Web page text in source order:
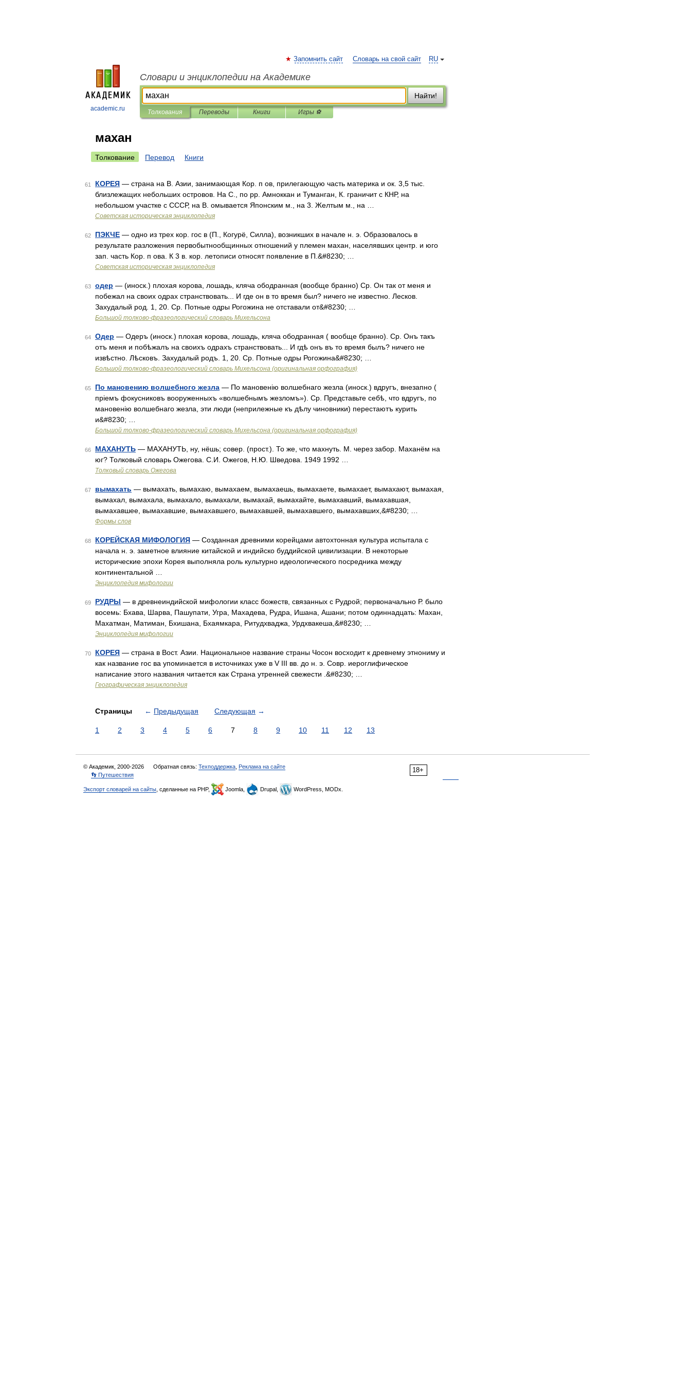
academic.ru
RU
Запомнить сайт Словарь на свой сайт
Словари и энциклопедии на Академике
Найти!
Толкования Переводы Книги Игры ⚽
махан
Толкование Перевод Книги
61 КОРЕЯ — страна на В. Азии, занимающая Кор. п ов, прилегающую часть материка и ок. 3,5 тыс.
близлежащих небольших островов. На С., по pp. Амноккан и Туманган, К. граничит с КНР, на
небольшом участке с СССР, на В. омывается Японским м., на 3. Желтым м., на …
Советская историческая энциклопедия
62 ПЭКЧЕ — одно из трех кор. гос в (П., Когурё, Силла), возникших в начале н. э. Образовалось в
результате разложения первобытнообщинных отношений у племен махан, населявших центр. и юго
зап. часть Кор. п ова. К 3 в. кор. летописи относят появление в П.&#8230; …
Советская историческая энциклопедия
63 одер — (иноск.) плохая корова, лошадь, кляча ободранная (вообще бранно) Ср. Он так от меня и
побежал на своих одрах странствовать... И где он в то время был? ничего не известно. Лесков.
Захудалый род. 1, 20. Ср. Потные одры Рогожина не отставали от&#8230; …
Большой толково-фразеологический словарь Михельсона
64 Одер — Одеръ (иноск.) плохая корова, лошадь, кляча ободранная ( вообще бранно). Ср. Онъ такъ
отъ меня и побѣжалъ на своихъ одрахъ странствовать... И гдѣ онъ въ то время былъ? ничего не
извѣстно. Лѣсковъ. Захудалый родъ. 1, 20. Ср. Потные одры Рогожина&#8230; …
Большой толково-фразеологический словарь Михельсона (оригинальная орфография)
65 По мановению волшебного жезла — По мановенію волшебнаго жезла (иноск.) вдругъ, внезапно (
пріемъ фокусниковъ вооруженныхъ «волшебнымъ жезломъ»). Ср. Представьте себѣ, что вдругъ, по
мановенію волшебнаго жезла, эти люди (неприлежные къ дѣлу чиновники) перестаютъ курить
и&#8230; …
Большой толково-фразеологический словарь Михельсона (оригинальная орфография)
66 МАХАНУТЬ — МАХАНУТЬ, ну, нёшь; совер. (прост.). То же, что махнуть. М. через забор. Маханём на
юг? Толковый словарь Ожегова. С.И. Ожегов, Н.Ю. Шведова. 1949 1992 …
Толковый словарь Ожегова
67 вымахать — вымахать, вымахаю, вымахаем, вымахаешь, вымахаете, вымахает, вымахают, вымахая,
вымахал, вымахала, вымахало, вымахали, вымахай, вымахайте, вымахавший, вымахавшая,
вымахавшее, вымахавшие, вымахавшего, вымахавшей, вымахавшего, вымахавших,&#8230; …
Формы слов
68 КОРЕЙСКАЯ МИФОЛОГИЯ — Созданная древними корейцами автохтонная культура испытала с
начала н. э. заметное влияние китайской и индийско буддийской цивилизации. В некоторые
исторические эпохи Корея выполняла роль культурно идеологического посредника между
континентальной …
Энциклопедия мифологии
69 РУДРЫ — в древнеиндийской мифологии класс божеств, связанных с Рудрой; первоначально Р. было
восемь: Бхава, Шарва, Пашупати, Угра, Махадева, Рудра, Ишана, Ашани; потом одиннадцать: Махан,
Махатман, Матиман, Бхишана, Бхаямкара, Ритудхваджа, Урдхвакеша,&#8230; …
Энциклопедия мифологии
70 КОРЕЯ — страна в Вост. Азии. Национальное название страны Чосон восходит к древнему этнониму и
как название roc ва упоминается в источниках уже в V III вв. до н. э. Совр. иероглифическое
написание этого названия читается как Страна утренней свежести .&#8230; …
Географическая энциклопедия
Страницы ← Предыдущая Следующая →
1 2 3 4 5 6 7 8 9 10 11 12 13
18+
© Академик, 2000-2026 Обратная связь: Техподдержка Реклама на сайте
👣 Путешествия
Экспорт словарей на сайты , сделанные на PHP, Joomla, Drupal, WordPress, MODx.